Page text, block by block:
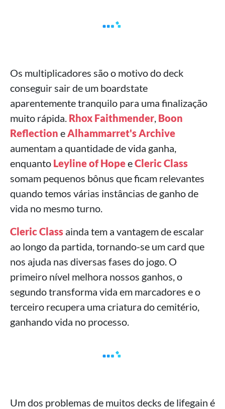
Os multiplicadores são o motivo do deck
conseguir sair de um boardstate
aparentemente tranquilo para uma finalização
muito rápida. Rhox Faithmender, Boon
Reflection eAlhammarret's Archive
aumentam a quantidade de vida ganha,
enquanto Leyline of HopeeCleric Class
somam pequenos bônus que ficam relevantes
quando temos várias instâncias de ganho de
vida no mesmo turno.
Cleric Class ainda tem a vantagem de escalar
ao longo da partida, tornando-se um card que
nos ajuda nas diversas fases do jogo. O
primeiro nível melhora nossos ganhos, o
segundo transforma vida em marcadores e o
terceiro recupera uma criatura do cemitério,
ganhando vida no processo.
Um dos problemas de muitos decks de lifegain é